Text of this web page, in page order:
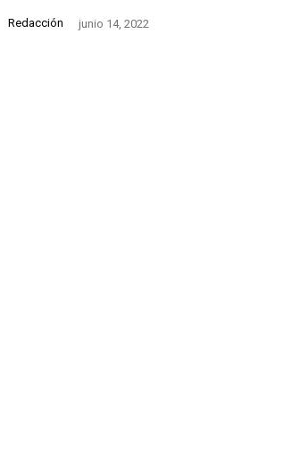
Redacción junio 14, 2022